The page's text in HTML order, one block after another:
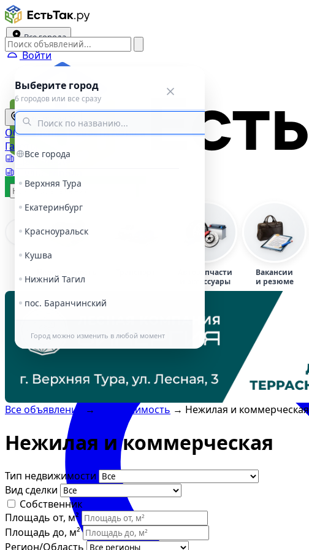
Все города
Войти
Выберите город
6 городов или все сразу
Все города
Верхняя Тура
Екатеринбург
Красноуральск
Кушва
Нижний Тагил
пос. Баранчинский
Город можно изменить в любой момент
Все города
ОбъявленияНовостиАфиша
Газеты
Три города
Подать объявление
Автозапчасти
и аксессуары
Вакансии
и резюме
Все объявления → Недвижимость → Нежилая и коммерческая
Нежилая и коммерческая
Тип недвижимости
Вид сделки
Собственник
Площадь от, м²
Площадь до, м²
Регион/Область